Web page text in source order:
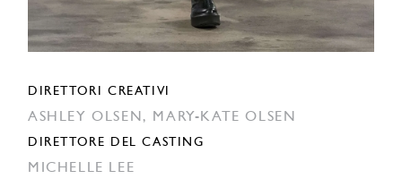
DIRETTORI CREATIVI
ASHLEY OLSEN, MARY-KATE OLSEN
DIRETTORE DEL CASTING
MICHELLE LEE